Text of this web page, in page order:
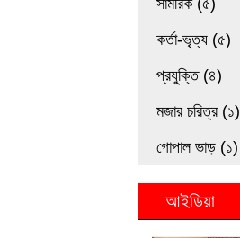
সামরিক (৫)
কর্তা-ভৃত্য (৫)
প্রযুক্তি (৪)
মজার চরিত্র (১)
গোপাল ভাড় (১)
আইডিয়া